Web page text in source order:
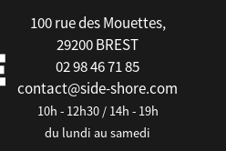
100 rue des Mouettes,
29200 BREST
02 98 46 71 85
contact@side-shore.com
10h - 12h30 / 14h - 19h
du lundi au samedi